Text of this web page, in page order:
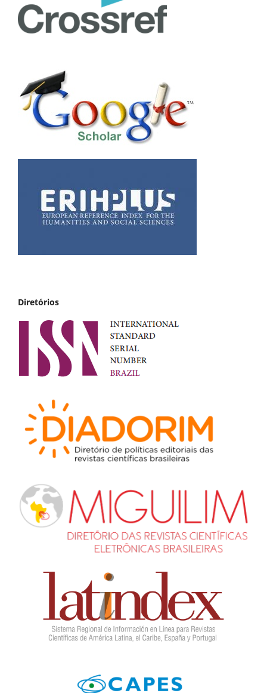
Diretórios